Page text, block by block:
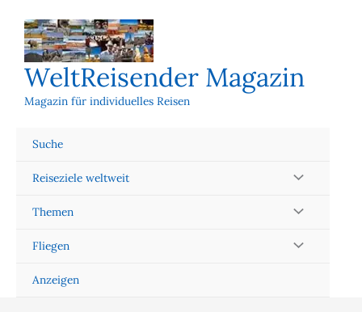
Inhalt
springen
WeltReisender Magazin
Magazin für individuelles Reisen
Suche
Reiseziele weltweit
Themen
Fliegen
Anzeigen